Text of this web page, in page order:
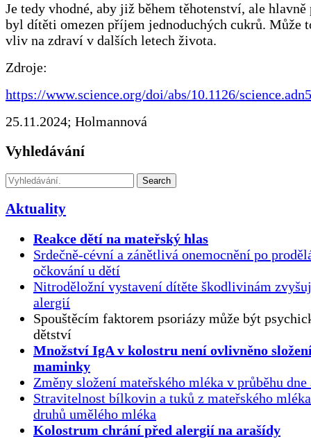
Je tedy vhodné, aby již během těhotenství, ale hlavně
byl dítěti omezen příjem jednoduchých cukrů. Může
vliv na zdraví v dalších letech života.
Zdroje:
https://www.science.org/doi/abs/10.1126/
25.11.2024; Holmannová
Vyhledávání
Search
Aktuality
Reakce dětí na mateřský hlas
Srdečně-cévní a zánětlivá onemocnění po
očkování u dětí
Nitroděložní vystavení dítěte škodlivinám
alergií
Spouštěcím faktorem psoriázy může být
dětství
Množství IgA v kolostru není ovlivněno
maminky
Změny složení mateřského mléka v průběhu dne
Stravitelnost bílkovin a tuků z mateřského
druhů umělého mléka
Kolostrum chrání před alergií na arašídy